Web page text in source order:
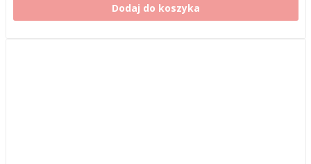
Dodaj do koszyka